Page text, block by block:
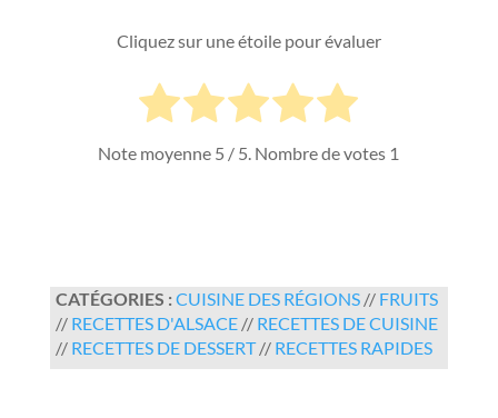
Cliquez sur une étoile pour évaluer
Note moyenne 5 / 5. Nombre de votes 1
CATÉGORIES :CUISINE DES RÉGIONS// FRUITS
// RECETTES D'ALSACE// RECETTES DE CUISINE
// RECETTES DE DESSERT// RECETTES RAPIDES